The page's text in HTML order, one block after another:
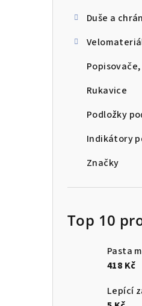
Duše a
Rukavice
Podložky
Indikátory
Značky
Top 10
Pasta
418 Kč